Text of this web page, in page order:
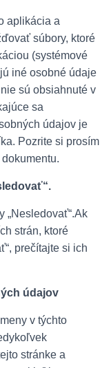
aplikácia a
súbory, ktoré
(systémové
iné osobné údaje
sú obsiahnuté v
sa
údajov je
Pozrite si prosím
„Nesledovať“.Ak
strán, ktoré
prečítajte si ich
údajov
v týchto
stránke a